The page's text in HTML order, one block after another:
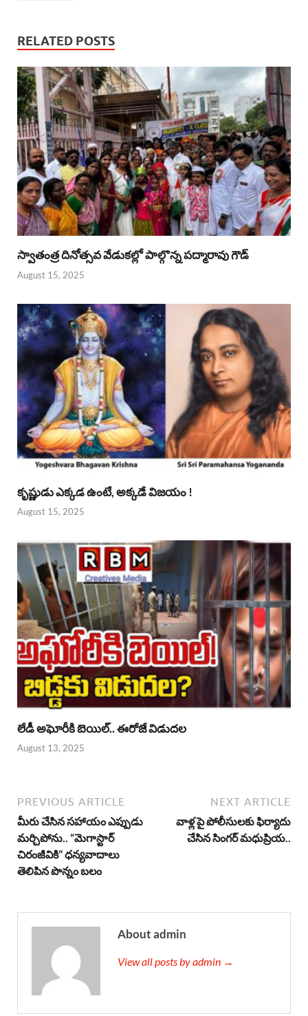
RELATED POSTS
స్వాతంత్ర దినోత్సవ వేడుకల్లో పాల్గొన్న పద్మారావు గౌడ్
August 15, 2025
కృష్ణుడు ఎక్కడ ఉంటే, అక్కడే విజయం !
August 15, 2025
లేడీ అఘోరీకి బెయిల్.. ఈరోజే విడుదల
August 13, 2025
PREVIOUS ARTICLE
మీరు చేసిన సహాయం ఎప్పుడు
మర్చిపోను.. “మెగాస్టార్
చిరంజీవికి” ధన్యవాదాలు
తెలిపిన పొన్నం బలం
NEXT ARTICLE
వాళ్ల పై పోలీసులకు ఫిర్యాదు
చేసిన సింగర్ మధుప్రియ..
About admin
View all posts by admin →